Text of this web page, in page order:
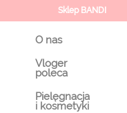
Sklep BANDI
O nas
Vloger
poleca
Pielęgnacja
i kosmetyki